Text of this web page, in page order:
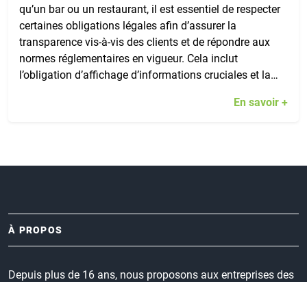
qu’un bar ou un restaurant, il est essentiel de respecter
certaines obligations légales afin d’assurer la
transparence vis-à-vis des clients et de répondre aux
normes réglementaires en vigueur. Cela inclut
l’obligation d’affichage d’informations cruciales et la…
En savoir +
À PROPOS
Depuis plus de 16 ans, nous proposons aux entreprises des